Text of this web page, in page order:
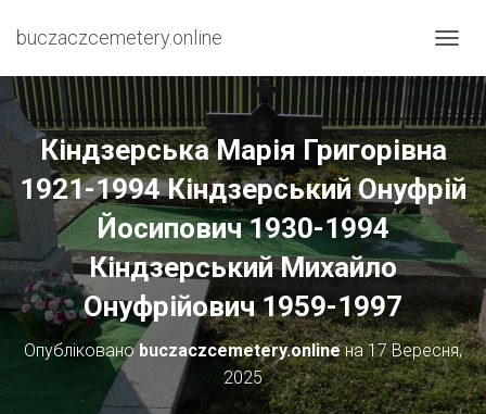
buczaczcemetery.online
Е
Р
Е
М
К
Н
У
И
Н
В
І
Г
А
Ц
І
Кіндзерська Марія Григорівна
1921-1994 Кіндзерський Онуфрій
Йосипович 1930-1994
Кіндзерський Михайло
Онуфрійович 1959-1997
Опублікованоbuczaczcemetery.onlineна17 Вересня,
2025